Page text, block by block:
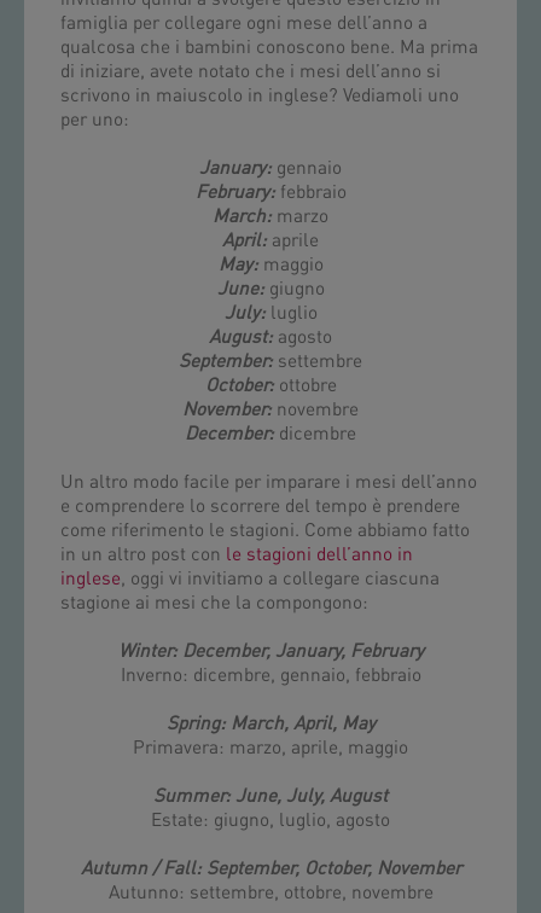
famiglia per collegare ogni mese dell’anno a
qualcosa che i bambini conoscono bene. Ma prima
di iniziare, avete notato che i mesi dell’anno si
scrivono in maiuscolo in inglese? Vediamoli uno
per uno:
January: gennaio
February:febbraio
March: marzo
April: aprile
May:maggio
June: giugno
July: luglio
August: agosto
September: settembre
October: ottobre
November: novembre
December: dicembre
Un altro modo facile per imparare i mesi dell’anno
e comprendere lo scorrere del tempo è prendere
come riferimento le stagioni. Come abbiamo fatto
in un altro post con le stagioni dell’anno in
inglese, oggi vi invitiamo a collegare ciascuna
stagione ai mesi che la compongono:
Winter: December, January, February
Inverno: dicembre, gennaio, febbraio
Spring: March, April, May
Primavera: marzo, aprile, maggio
Summer: June, July, August
Estate: giugno, luglio, agosto
Autumn / Fall: September, October, November
Autunno: settembre, ottobre, novembre